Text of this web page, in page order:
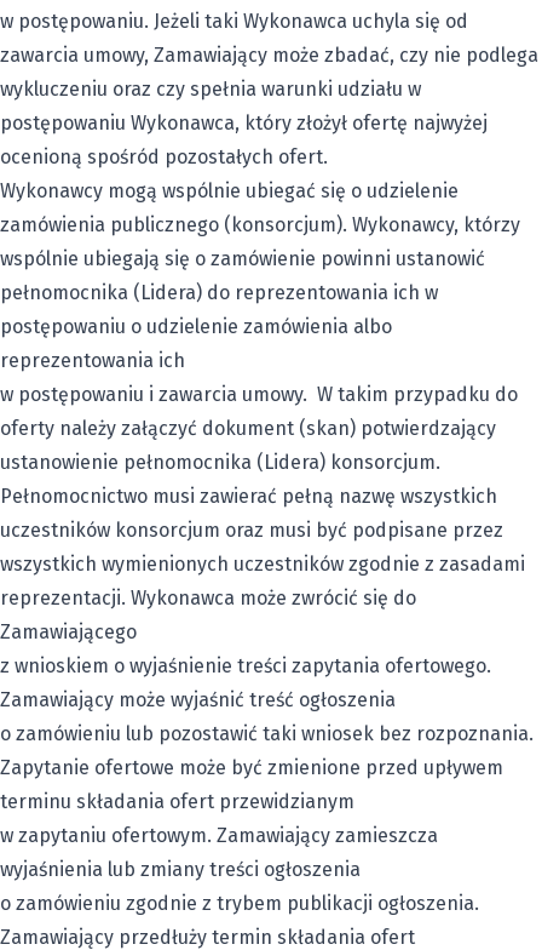
w postępowaniu. Jeżeli taki Wykonawca uchyla się od
zawarcia umowy, Zamawiający może zbadać, czy nie podlega
wykluczeniu oraz czy spełnia warunki udziału w
postępowaniu Wykonawca, który złożył ofertę najwyżej
ocenioną spośród pozostałych ofert.
Wykonawcy mogą wspólnie ubiegać się o udzielenie
zamówienia publicznego (konsorcjum). Wykonawcy, którzy
wspólnie ubiegają się o zamówienie powinni ustanowić
pełnomocnika (Lidera) do reprezentowania ich w
postępowaniu o udzielenie zamówienia albo
reprezentowania ich
w postępowaniu i zawarcia umowy. W takim przypadku do
oferty należy załączyć dokument (skan) potwierdzający
ustanowienie pełnomocnika (Lidera) konsorcjum.
Pełnomocnictwo musi zawierać pełną nazwę wszystkich
uczestników konsorcjum oraz musi być podpisane przez
wszystkich wymienionych uczestników zgodnie z zasadami
reprezentacji. Wykonawca może zwrócić się do
Zamawiającego
z wnioskiem o wyjaśnienie treści zapytania ofertowego.
Zamawiający może wyjaśnić treść ogłoszenia
o zamówieniu lub pozostawić taki wniosek bez rozpoznania.
Zapytanie ofertowe może być zmienione przed upływem
terminu składania ofert przewidzianym
w zapytaniu ofertowym. Zamawiający zamieszcza
wyjaśnienia lub zmiany treści ogłoszenia
o zamówieniu zgodnie z trybem publikacji ogłoszenia.
Zamawiający przedłuży termin składania ofert